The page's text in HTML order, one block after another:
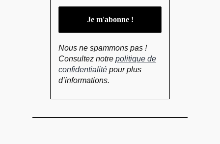
Nous ne spammons pas !
Consultez notrepolitique de
confidentialité pour plus
d’informations.